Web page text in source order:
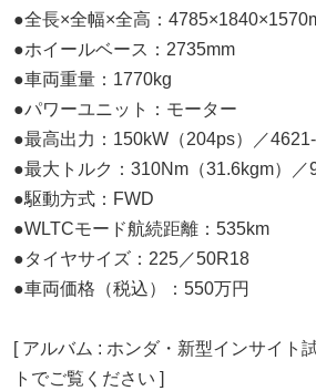
●全長×全幅×全高：
●ホイールベース：2735mm
●車両重量：1770kg
●パワーユニット：モーター
●最高出力：150kW（204ps）／
●最大トルク：310Nm（31.6kgm）／
●駆動方式：FWD
●WLTCモード航続距離：535km
●タイヤサイズ：225／50R18
●車両価格（税込）：550万円
[ アルバム : ホンダ・新型インサイト
トでご覧ください ]